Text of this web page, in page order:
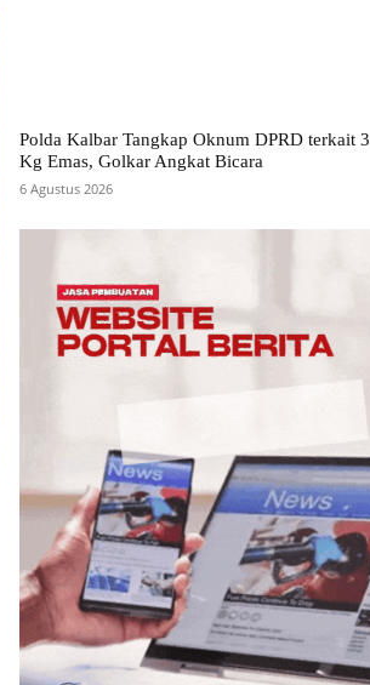
Polda Kalbar Tangkap Oknum DPRD terkait 3
Kg Emas, Golkar Angkat Bicara
6 Agustus 2026